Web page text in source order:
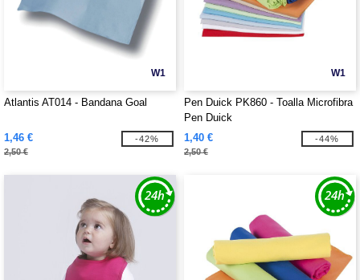
W1
Atlantis AT014 - Bandana Goal
1,46 €
2,50 €
-42%
W1
Pen Duick PK860 - Toalla Microfibra
Pen Duick
1,40 €
2,50 €
-44%